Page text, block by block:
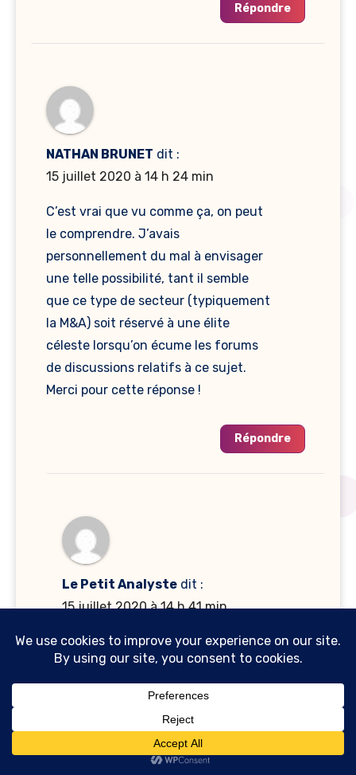
Répondre
NATHAN BRUNET dit :
15 juillet 2020 à 14 h 24 min
C’est vrai que vu comme ça, on peut
le comprendre. J’avais
personnellement du mal à envisager
une telle possibilité, tant il semble
que ce type de secteur (typiquement
la M&A) soit réservé à une élite
céleste lorsqu’on écume les forums
de discussions relatifs à ce sujet.
Merci pour cette réponse !
Répondre
Le Petit Analyste dit :
15 juillet 2020 à 14 h 41 min
Si j’ai un conseil à donner, ne
jamais surestimer la compétition
le monde du M&A, et plus
d’affaires, est loin d’être réservé
aux gens sortis uniquement d’HEC